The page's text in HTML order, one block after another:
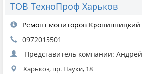
ТОВ ТехноПроф Харьков
Ремонт мониторов Кропивницкий
0972015501
Представитель компании: Андрей
Харьков, пр. Науки, 18